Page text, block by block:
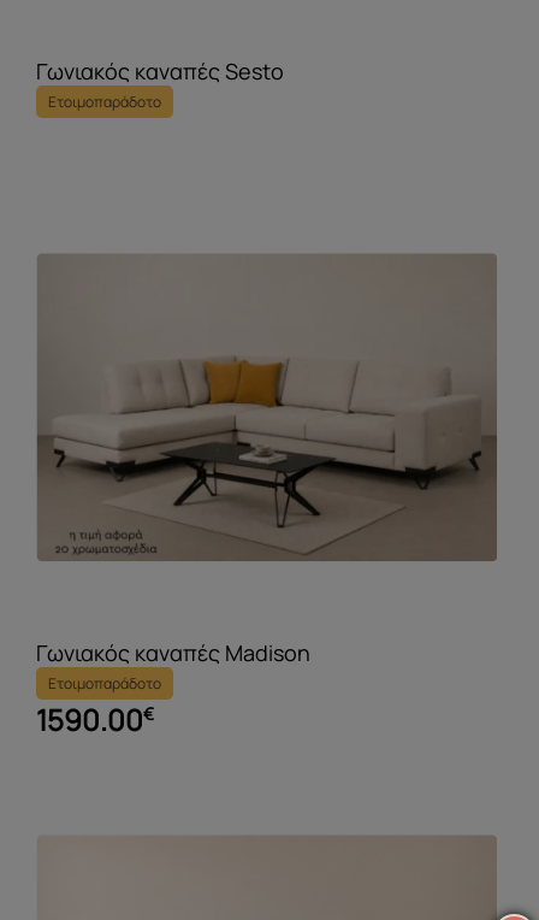
Γωνιακός καναπές Sesto
Ετοιμοπαράδοτο
Γωνιακός καναπές Madison
Ετοιμοπαράδοτο
1590.00€